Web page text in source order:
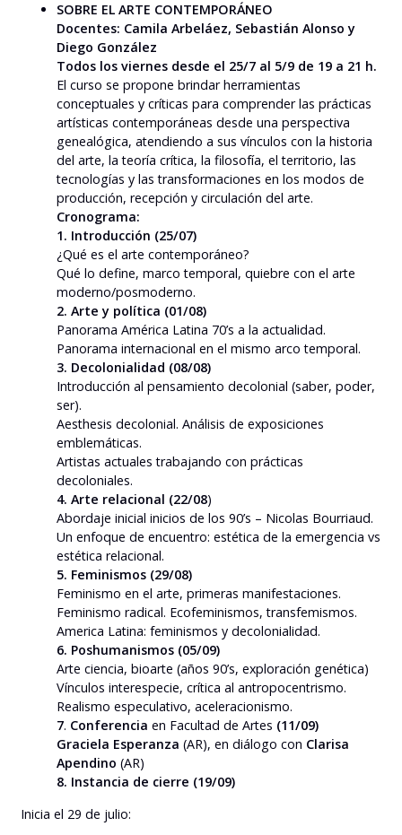
SOBRE EL ARTE CONTEMPORÁNEO
Docentes: Camila Arbeláez, Sebastián Alonso y
Diego González
Todos los viernes desde el 25/7 al 5/9 de 19 a 21 h.
El curso se propone brindar herramientas
conceptuales y críticas para comprender las prácticas
artísticas contemporáneas desde una perspectiva
genealógica, atendiendo a sus vínculos con la historia
del arte, la teoría crítica, la filosofía, el territorio, las
tecnologías y las transformaciones en los modos de
producción, recepción y circulación del arte.
Cronograma:
1. Introducción (25/07)
¿Qué es el arte contemporáneo?
Qué lo define, marco temporal, quiebre con el arte
moderno/posmoderno.
2. Arte y política (01/08)
Panorama América Latina 70’s a la actualidad.
Panorama internacional en el mismo arco temporal.
3. Decolonialidad (08/08)
Introducción al pensamiento decolonial (saber, poder,
ser).
Aesthesis decolonial. Análisis de exposiciones
emblemáticas.
Artistas actuales trabajando con prácticas
decoloniales.
4. Arte relacional (22/08)
Abordaje inicial inicios de los 90’s – Nicolas Bourriaud.
Un enfoque de encuentro: estética de la emergencia vs
estética relacional.
5. Feminismos (29/08)
Feminismo en el arte, primeras manifestaciones.
Feminismo radical. Ecofeminismos, transfemismos.
America Latina: feminismos y decolonialidad.
6. Poshumanismos (05/09)
Arte ciencia, bioarte (años 90’s, exploración genética)
Vínculos interespecie, crítica al antropocentrismo.
Realismo especulativo, aceleracionismo.
7. Conferencia en Facultad de Artes (11/09)
Graciela Esperanza (AR), en diálogo con Clarisa
Apendino (AR)
8. Instancia de cierre (19/09)
Inicia el 29 de julio: